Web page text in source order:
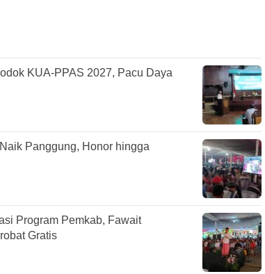
KUA-PPAS 2027, Pacu Daya
Panggung, Honor hingga
Program Pemkab, Fawait
Gratis